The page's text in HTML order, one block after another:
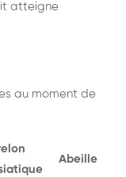
atteigne
au moment de
Abeille